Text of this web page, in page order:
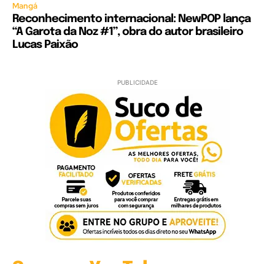
Mangá
Reconhecimento internacional: NewPOP lança
“A Garota da Noz #1”, obra do autor brasileiro
Lucas Paixão
PUBLICIDADE